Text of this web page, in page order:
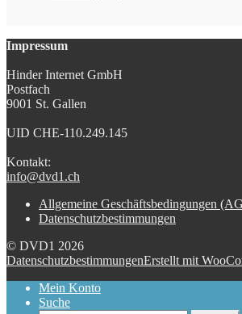
Impressum
Hinder Internet GmbH
Postfach
9001 St. Gallen
UID CHE-110.249.145
Kontakt:
info@dvd1.ch
Allgemeine Geschäftsbedingungen
Datenschutzbestimmungen
© DVD1 2026
DatenschutzbestimmungenErstellt mit
Mein Konto
Suche